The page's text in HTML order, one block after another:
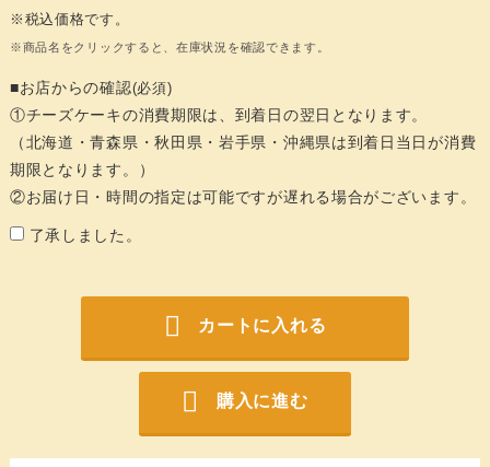
※税込価格です。
※商品名をクリックすると、在庫状況を確認できます。
■お店からの確認(必須)
①チーズケーキの消費期限は、到着日の翌日となります。
（北海道・青森県・秋田県・岩手県・沖縄県は到着日当日が消費
期限となります。）
②お届け日・時間の指定は可能ですが遅れる場合がございます。
了承しました。
カートに入れる
購入に進む